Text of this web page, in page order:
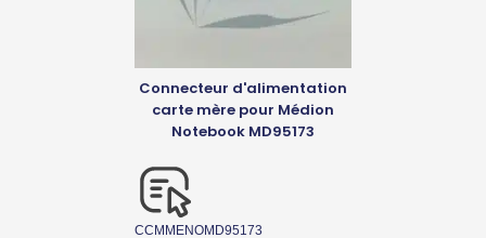
Connecteur d'alimentation
carte mère pour Médion
Notebook MD95173
CCMMENOMD95173